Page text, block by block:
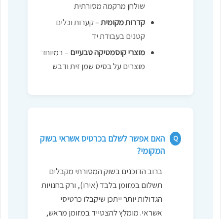
שולחן מרקמה מסורתית
קדרות מקומית– קערות וכלים
קטנים בעבודת יד
מוצרי קוסמטיקה טבעיים– במיוחד
מוצרים על בסיס שמן זית ודבש
Q
האם אפשר לשלם בכרטיס אשראי בשוק
המקומי?
ברוב הדוכנים בשוק המסורתי מקבלים
תשלום במזומן בלבד (אירו), ורק בחנויות
הגדולות יותר ייתכן שיקבלו כרטיסי
אשראי. מומלץ להצטייד במזומן מראש,